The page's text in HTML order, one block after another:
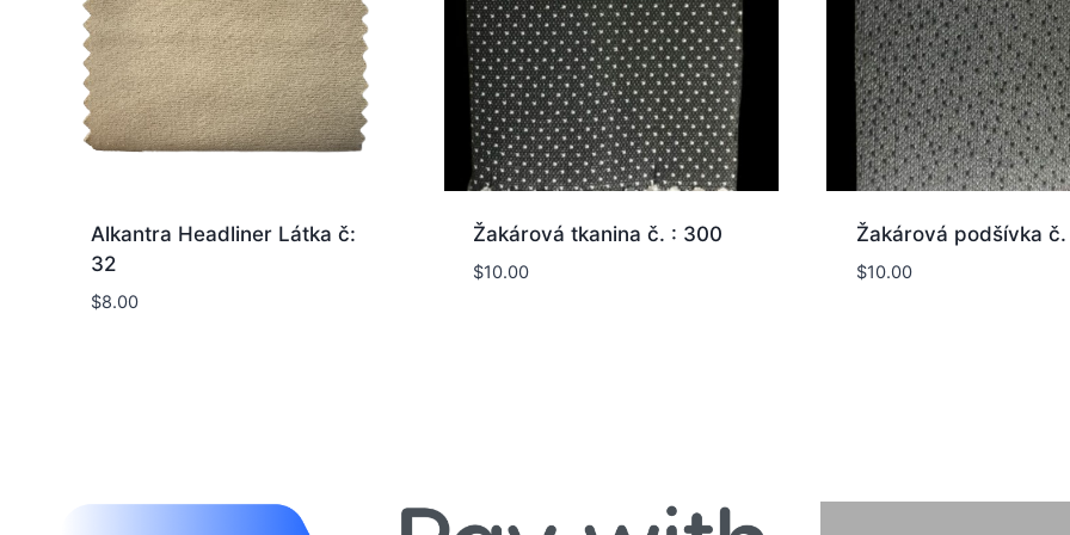
Alkantra Headliner Látka č:
32
$8.00
Žakárová tkanina č. : 300
$10.00
Žakárová podšívka
$10.00